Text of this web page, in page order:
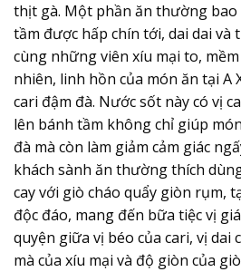
thịt gà. Một phần ăn thường
tầm được hấp chín tới, dai dai và
cùng những viên xíu mại to,
nhiên, linh hồn của món ăn tại A
cari đậm đà. Nước sốt này có vị
lên bánh tầm không chỉ giúp
đà mà còn làm giảm cảm giác
khách sành ăn thường thích
cay với giò cháo quẩy giòn rụm,
độc đáo, mang đến bữa tiệc vị
quyện giữa vị béo của cari, vị dai
mà của xíu mại và độ giòn của